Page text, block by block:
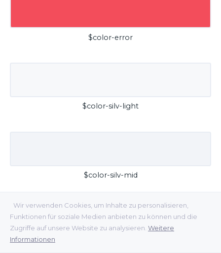
Wir verwenden Cookies, um Inhalte zu personalisieren,
Funktionen für soziale Medien anbieten zu können und die
Zugriffe auf unsere Website zu analysieren. Weitere
Informationen
$color-error
$color-silv-light
$color-silv-mid